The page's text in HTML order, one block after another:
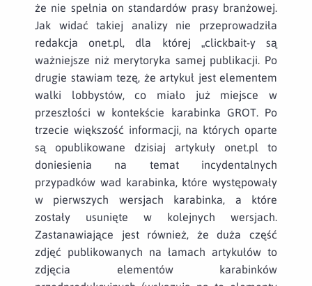
że nie spełnia on standardów prasy branżowej.
Jak widać takiej analizy nie przeprowadziła
redakcja onet.pl, dla której „clickbait-y są
ważniejsze niż merytoryka samej publikacji. Po
drugie stawiam tezę, że artykuł jest elementem
walki lobbystów, co miało już miejsce w
przeszłości w kontekście karabinka GROT. Po
trzecie większość informacji, na których oparte
są opublikowane dzisiaj artykuły onet.pl to
doniesienia na temat incydentalnych
przypadków wad karabinka, które występowały
w pierwszych wersjach karabinka, a które
zostały usunięte w kolejnych wersjach.
Zastanawiające jest również, że duża część
zdjęć publikowanych na łamach artykułów to
zdjęcia elementów karabinków